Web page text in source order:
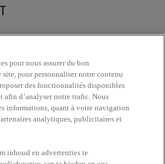
pour nous assurer du bon
pour personnaliser notre contenu
des fonctionnalités disponibles
afin d’analyser notre trafic. Nous
informations, quant à votre navigation
analytiques, publicitaires et
inhoud en advertenties te